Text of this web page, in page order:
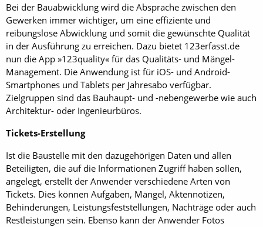
Bei der Bauabwicklung wird die Absprache zwischen den
Gewerken immer wichtiger, um eine effiziente und
reibungslose Abwicklung und somit die ge­wünschte Qualität
in der Ausführung zu erreichen. Dazu bietet 123erfasst.de
nun die App »123quality« für das Qualitäts- und Mängel-
Management. Die Anwendung ist für iOS- und Android-
Smartphones und Tablets per Jahresabo verfügbar.
Zielgruppen sind das Bauhaupt- und -nebengewerbe wie auch
Architektur- oder Ingenieurbüros.
Tickets-Erstellung
Ist die Baustelle mit den dazugehörigen Daten und allen
Beteiligten, die auf die Informationen Zugriff haben sollen,
angelegt, erstellt der Anwender verschiedene Arten von
Tickets. Dies können Aufgaben, Mängel, Aktennotizen,
Behinderungen, Leistungsfeststellungen, Nachträge oder auch
Restleistungen sein. Ebenso kann der Anwender Fotos